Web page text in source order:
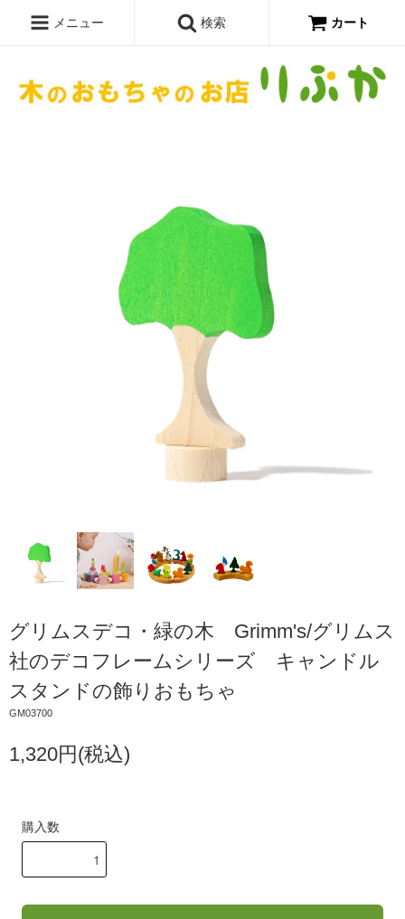
メニュー 検索 カート
グリムスデコ・緑の木 Grimm's/グリムス
社のデコフレームシリーズ キャンドル
スタンドの飾りおもちゃ
GM03700
1,320円(税込)
購入数